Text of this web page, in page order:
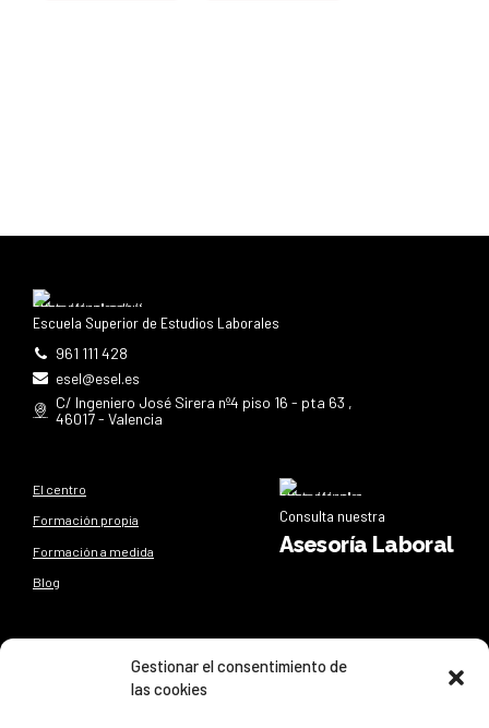
Gestionar el consentimiento de
las cookies
Escuela Superior de Estudios Laborales
961 111 428
esel@esel.es
C/ Ingeniero José Sirera nº4 piso 16 - pta 63 ,
46017 - Valencia
El centro
Formación propia
Formación a medida
Blog
Consulta nuestra
Asesoría Laboral